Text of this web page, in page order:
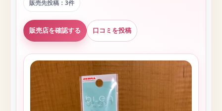
販売先投稿：3件
販売店を確認する 口コミを投稿